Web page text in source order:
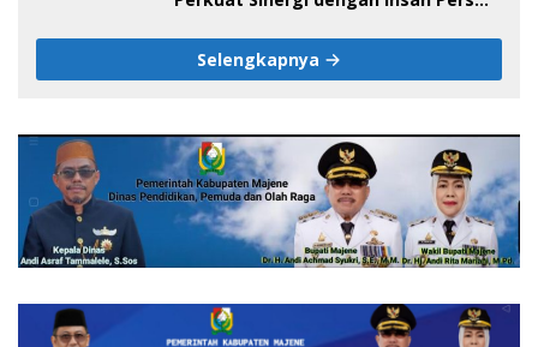
Selengkapnya